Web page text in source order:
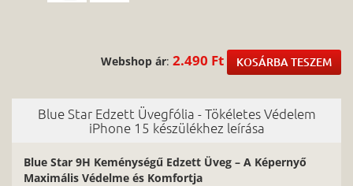
Webshop ár: 2.490 Ft KOSÁRBA TESZEM
Blue Star Edzett Üvegfólia - Tökéletes Védelem
iPhone 15 készülékhez leírása
Blue Star 9H Keménységű Edzett Üveg – A Képernyő
Maximális Védelme és Komfortja